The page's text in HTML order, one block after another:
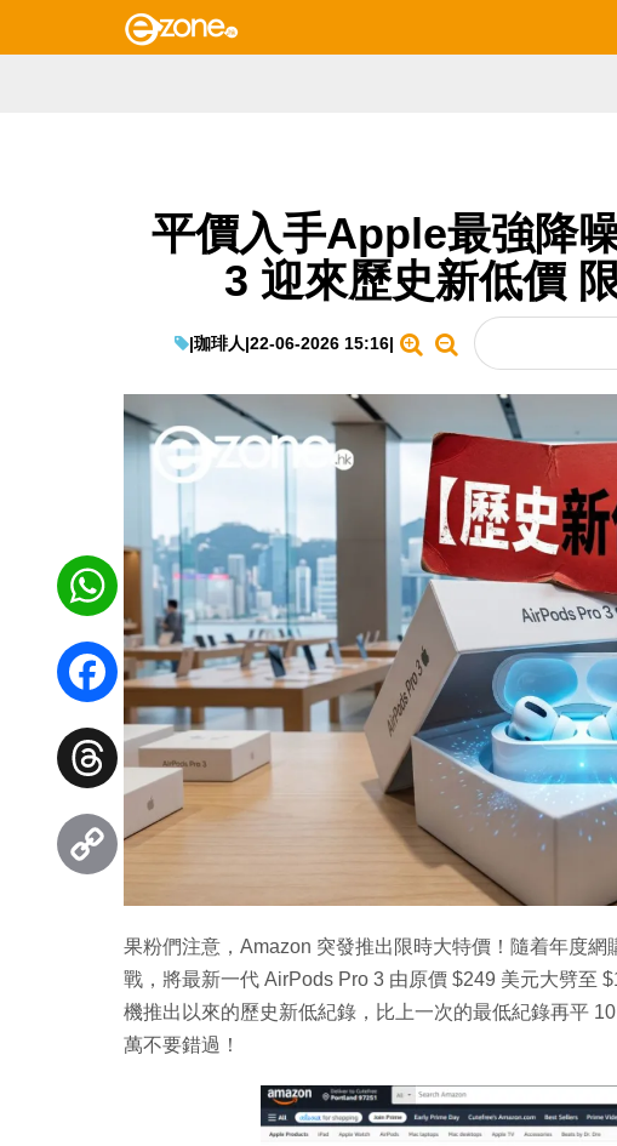
平價入手Apple最強降
3 迎來歷史新低價
|珈琲人|22-06-2026 15:16|
果粉們注意，Amazon 突發推出限時大特價！隨着年度
戰，將最新一代 AirPods Pro 3 由原價 $249 美元大劈至
機推出以來的歷史新低紀錄，比上一次的最低紀錄再平
萬不要錯過！
WhatsApp
Facebook
Threads
Copy
Link